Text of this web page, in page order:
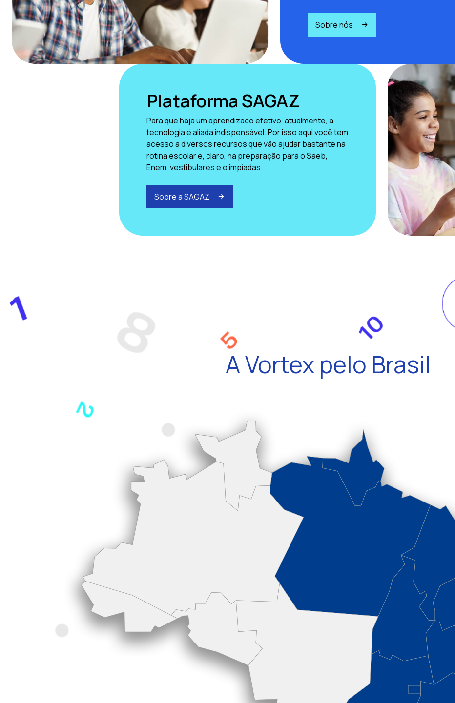
Sobre nós
Plataforma SAGAZ
Para que haja um aprendizado efetivo, atualmente, a
tecnologia é aliada indispensável. Por isso aqui você tem
acesso a diversos recursos que vão ajudar bastante na
rotina escolar e, claro, na preparação para o Saeb,
Enem, vestibulares e olimpíadas.
Sobre a SAGAZ
A Vortex pelo Brasil